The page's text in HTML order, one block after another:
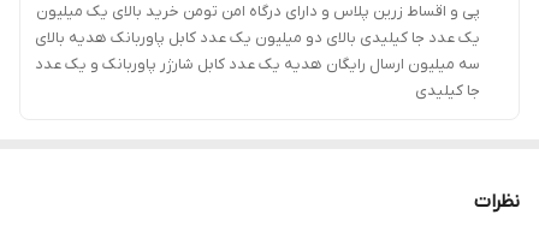
پی و اقساط زرین پلاس و دارای درگاه امن تومن خرید بالای یک میلیون
یک عدد جا کیلیدی بالای دو میلیون یک عدد کابل پاوربانک هدیه بالای
سه میلیون ارسال رایگان هدیه یک عدد کابل شارژر پاوربانک و یک عدد
جا کیلیدی
نظرات